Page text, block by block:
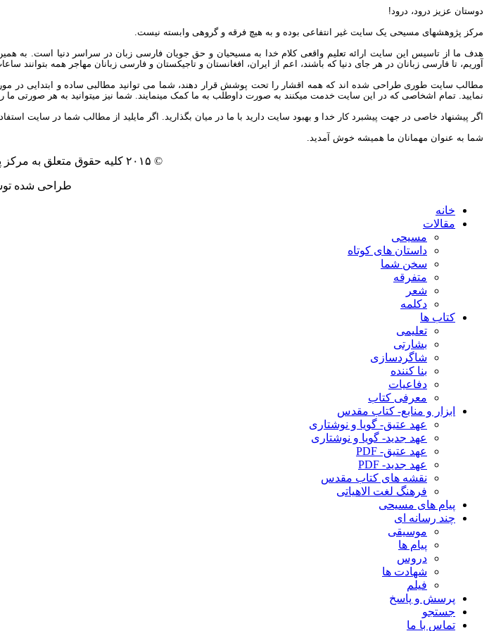
دوستان عزیز درود، درود!
مرکز پژوهشهای مسیحی یک سایت غیر انتفاعی بوده و به هیچ فرقه و گروهی وابسته نیست.
هدف ما از تاسیس این سایت ارائه تعلیم واقعی کلام خدا به مسیحیان و حق جویان فارسی زبان در سراسر دنیا است. به
آوریم، تا فارسی زبانان در هر جای دنیا که باشند، اعم از ایران، افغانستان و تاجیکستان و فارسی زبانان مهاجر همه بتوانند
مطالب سایت طوری طراحی شده اند که همه اقشار را تحت پوشش قرار دهند، شما می توانید مطالبی ساده و ابتدایی در مورد
نمایید. تمام اشخاصی که در این سایت خدمت میکنند به صورت داوطلب به ما کمک مینمایند. شما نیز میتوانید به هر صورتی ما را
اگر پیشنهاد خاصی در جهت پیشبرد کار خدا و بهبود سایت دارید با ما در میان بگذارید. اگر مایلید از مطالب شما در سایت
شما به عنوان مهمانان ما همیشه خوش آمدید.
© ۲۰۱۵ کلیه حقوق متعلق به مرکز پژوهش های مسیحی میباشد.
طراحی شده
خانه
مقالات
مسیحی
داستان های کوتاه
سخن شما
متفرقه
شعر
دکلمه
کتاب ها
تعلیمی
بشارتی
شاگردسازی
بنا کننده
دفاعیات
معرفی کتاب
ابزار و منابع- کتاب مقدس
عهد عتیق- گویا و نوشتاری
عهد جدید- گویا و نوشتاری
عهد عتیق- PDF
عهد جدید- PDF
نقشه های کتاب مقدس
فرهنگ لغت الاهیاتی
پیام های مسیحی
چند رسانه ای
موسیقی
پیام ها
دروس
شهادت ها
فیلم
پرسش و پاسخ
جستجو
تماس با ما